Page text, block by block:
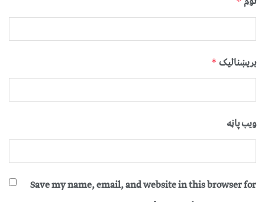
بریښنالیک *
ویب پاڼه
Save my name, email, and website in this browser for